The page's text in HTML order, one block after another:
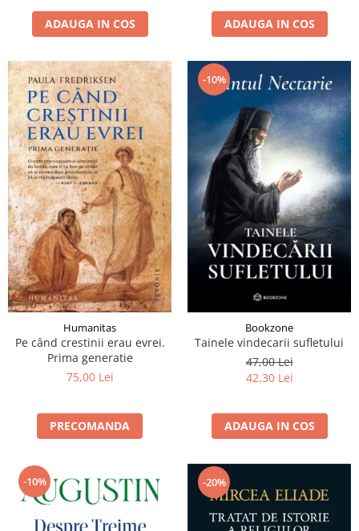
ADAUGA IN COS ADAUGA IN COS
Humanitas
Pe când crestinii erau evrei.
Prima generatie
75,00 Lei
PRECOMANDA
-10%
Bookzone
Tainele vindecarii sufletului
47,00 Lei
42,30 Lei
ADAUGA IN COS
-10% -20%